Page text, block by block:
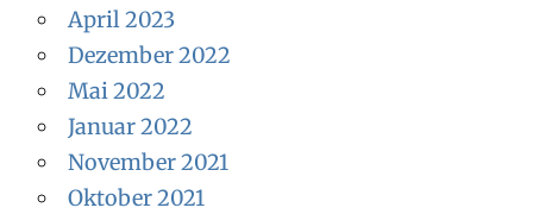
April 2023
Dezember 2022
Mai 2022
Januar 2022
November 2021
Oktober 2021